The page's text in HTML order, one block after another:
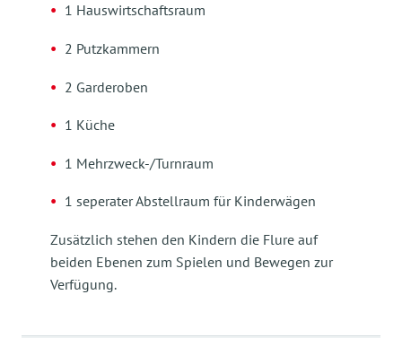
1 Hauswirtschaftsraum
2 Putzkammern
2 Garderoben
1 Küche
1 Mehrzweck-/Turnraum
1 seperater Abstellraum für Kinderwägen
Zusätzlich stehen den Kindern die Flure auf
beiden Ebenen zum Spielen und Bewegen zur
Verfügung.